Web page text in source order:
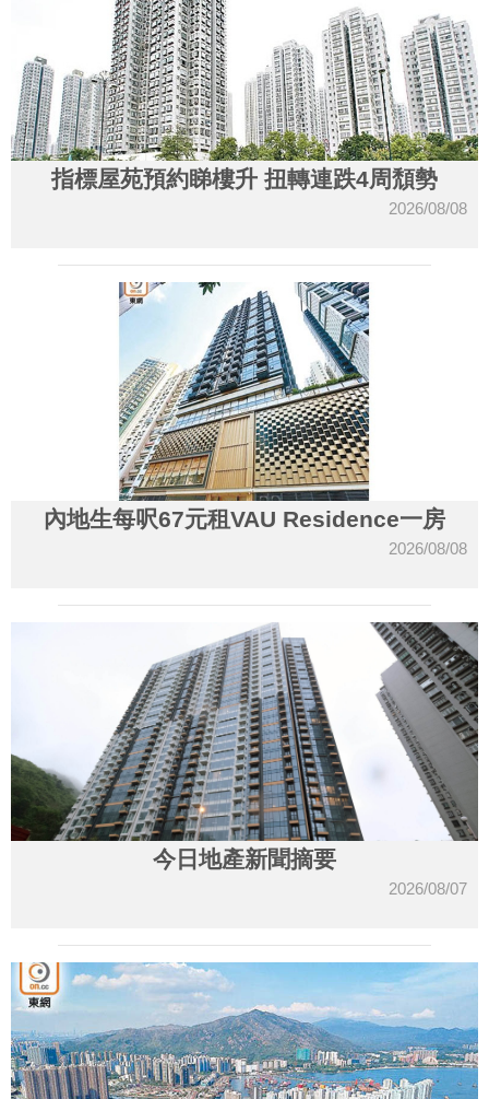
指標屋苑預約睇樓升 扭轉連跌4周頹勢
2026/08/08
內地生每呎67元租VAU Residence一房
2026/08/08
今日地產新聞摘要
2026/08/07